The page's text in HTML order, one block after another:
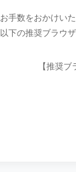
お手数をおかけい
以下の推奨ブラウ
【推奨